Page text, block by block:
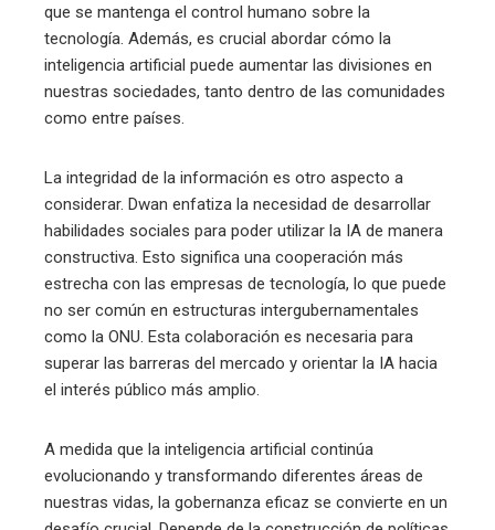
que se mantenga el control humano sobre la
tecnología. Además, es crucial abordar cómo la
inteligencia artificial puede aumentar las divisiones en
nuestras sociedades, tanto dentro de las comunidades
como entre países.
La integridad de la información es otro aspecto a
considerar. Dwan enfatiza la necesidad de desarrollar
habilidades sociales para poder utilizar la IA de manera
constructiva. Esto significa una cooperación más
estrecha con las empresas de tecnología, lo que puede
no ser común en estructuras intergubernamentales
como la ONU. Esta colaboración es necesaria para
superar las barreras del mercado y orientar la IA hacia
el interés público más amplio.
A medida que la inteligencia artificial continúa
evolucionando y transformando diferentes áreas de
nuestras vidas, la gobernanza eficaz se convierte en un